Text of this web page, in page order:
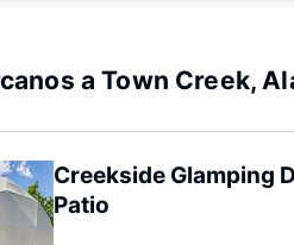
a Town Creek,
Creekside Glamping
Patio